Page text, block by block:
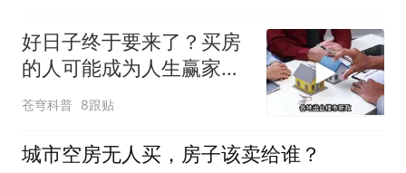
好日子终于要来了？买房
的人可能成为人生赢家，
唱衰的人会哭吗
苍穹科普 8跟贴
城市空房无人买，房子该卖给谁？